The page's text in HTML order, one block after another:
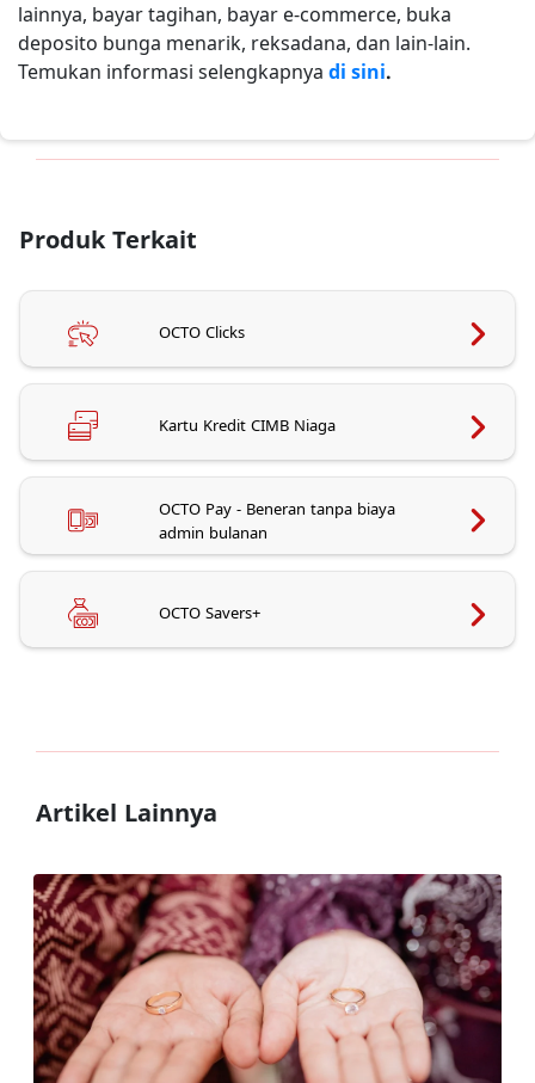
lainnya, bayar tagihan, bayar e-commerce, buka
deposito bunga menarik, reksadana, dan lain-lain.
Temukan informasi selengkapnya di sini.
Produk Terkait
OCTO Clicks
Kartu Kredit CIMB Niaga
OCTO Pay - Beneran tanpa biaya
admin bulanan
OCTO Savers+
Artikel Lainnya